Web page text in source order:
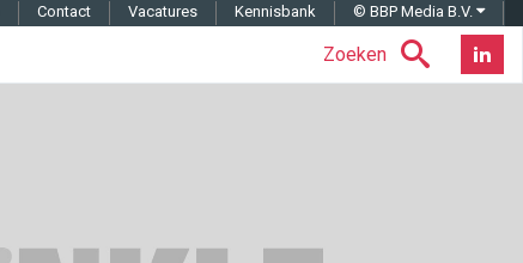
Zoeken
Contact Vacatures Kennisbank © BBP Media B.V.